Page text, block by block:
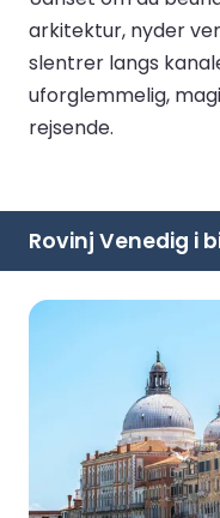
arkitektur, nyder
slentrer langs
uforglemmelig,
rejsende.
Rovinj Venedig i